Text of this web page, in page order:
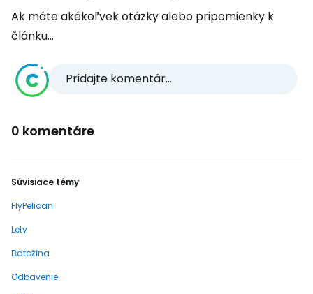
Ak máte akékoľvek otázky alebo pripomienky k
článku...
Pridajte komentár...
0 komentáre
Súvisiace témy
FlyPelican
Lety
Batožina
Odbavenie